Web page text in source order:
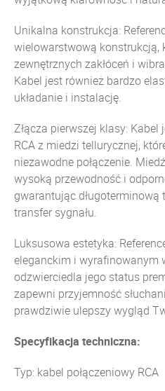
Unikalna konstrukcja:
wielowarstwową konstrukcją,
zewnętrznych zakłóceń i
Kabel jest również bardzo
układanie i instalację.
Złącza pierwszej klasy: Kabel
RCA z miedzi tellurycznej,
niezawodne połączenie.
wysoką przewodność i
gwarantując długoterminową
transfer sygnału.
Luksusowa estetyka:
eleganckim i wyrafinowanym
odzwierciedla jego status
zapewni przyjemność
prawdziwie ulepszy wygląd
Specyfikacja techniczna:
Typ: kabel połączeniowy RCA